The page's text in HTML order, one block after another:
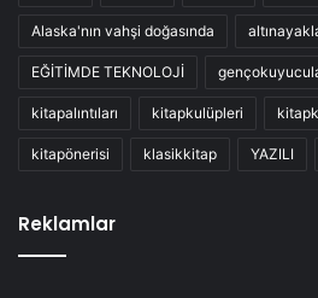
Alaska'nın vahşi doğasında
EĞİTİMDE TEKNOLOJİ
kitapalıntıları kitapkulüpleri
kitapönerisi klasikkitap YAZILI
Reklamlar